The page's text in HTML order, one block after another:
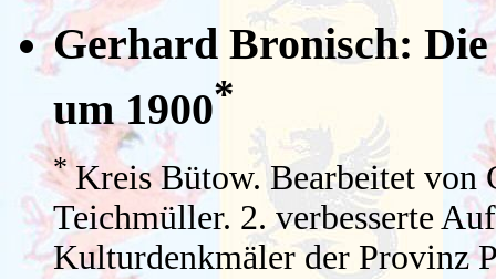
Gerhard Bronisch:
um 1900*
*Kreis Bütow. Bearbeitet von
Teichmüller. 2. verbesserte
Kulturdenkmäler der Provinz